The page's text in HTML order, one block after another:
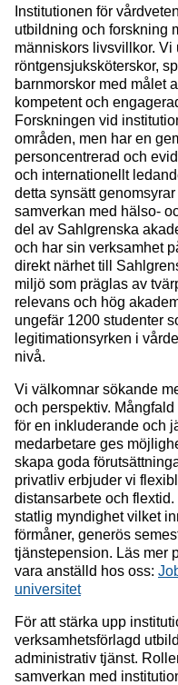
Institutionen för
utbildning och forskning
människors livsvillkor. Vi
röntgensjuksköterskor,
barnmorskor med målet
kompetent och
Forskningen vid
områden, men har en
personcentrerad och
och internationellt
detta synsätt
samverkan med hälso-
del av Sahlgrenska
och har sin verksamhet
direkt närhet till
miljö som präglas av
relevans och hög
ungefär 1200 studenter
legitimationsyrken i
nivå.
Vi välkomnar sökande
och perspektiv.
för en inkluderande och
medarbetare ges
skapa goda
privatliv erbjuder vi
distansarbete och
statlig myndighet vilket
förmåner, generös
tjänstepension. Läs mer
vara anställd hos oss:
universitet
För att stärka upp
verksamhetsförlagd
administrativ tjänst.
samverkan med